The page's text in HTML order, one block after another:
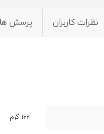
نظرات کاربران پرسش ها
166 گرم